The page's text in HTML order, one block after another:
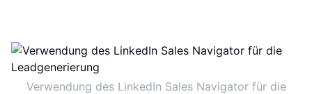
Verwendung des LinkedIn Sales Navigator für die